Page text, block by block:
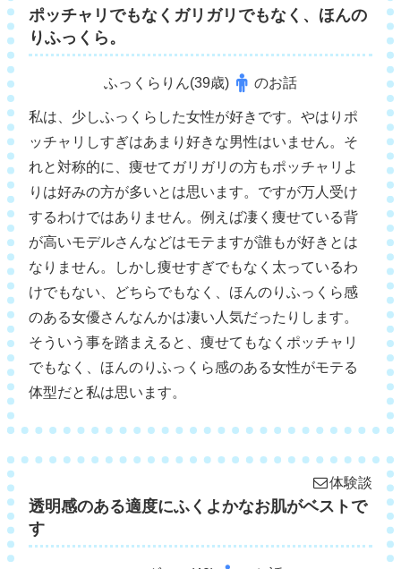
ポッチャリでもなくガリガリでもなく、ほんの
りふっくら。
ふっくらりん(39歳) のお話
私は、少しふっくらした女性が好きです。やはりポ
ッチャリしすぎはあまり好きな男性はいません。そ
れと対称的に、痩せてガリガリの方もポッチャリよ
りは好みの方が多いとは思います。ですが万人受け
するわけではありません。例えば凄く痩せている背
が高いモデルさんなどはモテますが誰もが好きとは
なりません。しかし痩せすぎでもなく太っているわ
けでもない、どちらでもなく、ほんのりふっくら感
のある女優さんなんかは凄い人気だったりします。
そういう事を踏まえると、痩せてもなくポッチャリ
でもなく、ほんのりふっくら感のある女性がモテる
体型だと私は思います。
体験談
透明感のある適度にふくよかなお肌がベストで
す